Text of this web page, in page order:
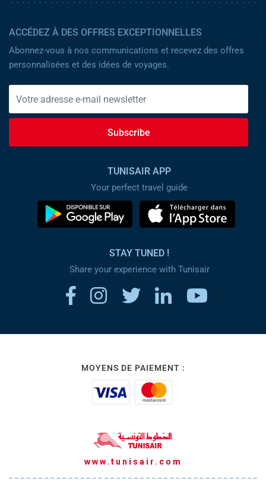
ACCÉDEZ À DES OFFRES EXCEPTIONNELLES
Abonnez-vous à nos communications et recevez des offres
personnalisées et des idées de voyages.
Subscribe
TUNISAIR APP
Your perfect travel guide
STAY TUNED !
Share your experience with Tunisair
MOYENS DE PAIEMENT :
www.tunisair.com